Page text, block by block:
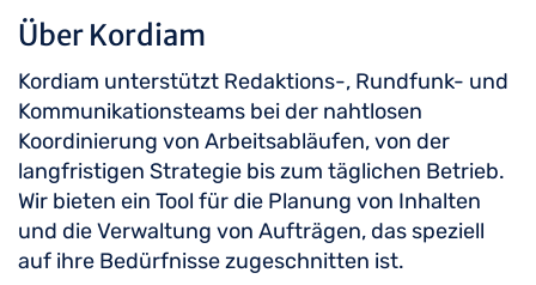
Über Kordiam
Kordiam unterstützt Redaktions-, Rundfunk- und
Kommunikationsteams bei der nahtlosen
Koordinierung von Arbeitsabläufen, von der
langfristigen Strategie bis zum täglichen Betrieb.
Wir bieten ein Tool für die Planung von Inhalten
und die Verwaltung von Aufträgen, das speziell
auf ihre Bedürfnisse zugeschnitten ist.